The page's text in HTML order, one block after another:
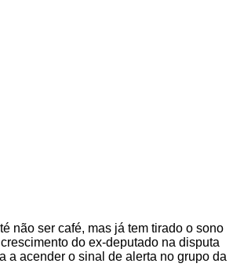
não ser café, mas já tem tirado o sono
do ex-deputado na disputa
a acender o sinal de alerta no grupo da